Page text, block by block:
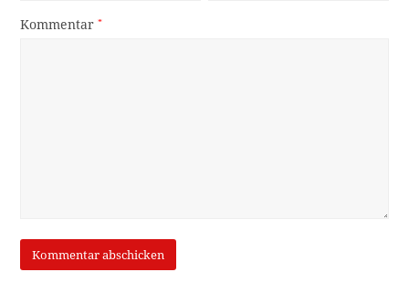
Kommentar*